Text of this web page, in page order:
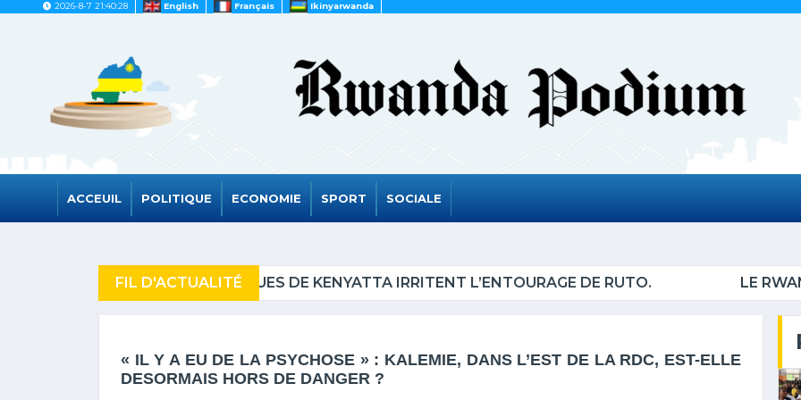
2026-8-7 21:40:28 English Français Ikinyarwanda
ACCEUIL POLITIQUE ECONOMIE SPORT SOCIALE
FIL D'ACTUALITÉ
DE RUTO. LE RWANDA DEVRAIT SORTIR DE LISTE DES PAYS LES MOINS
« IL Y A EU DE LA PSYCHOSE » : KALEMIE, DANS L’EST DE LA RDC, EST-ELLE
DESORMAIS HORS DE DANGER ?